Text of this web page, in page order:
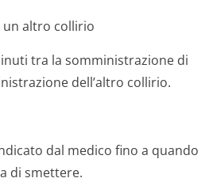
un altro collirio
tra la somministrazione di
dell’altro collirio.
dal medico fino a quando
di smettere.